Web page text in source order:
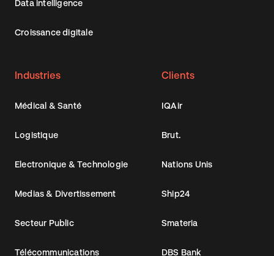
Data intelligence
Croissance digitale
Industries
Médical & Santé
Logistique
Electronique & Technologie
Medias & Divertissement
Secteur Public
Télécommunications
Clients
IQAir
Brut.
Nations Unis
Ship24
Smateria
DBS Bank